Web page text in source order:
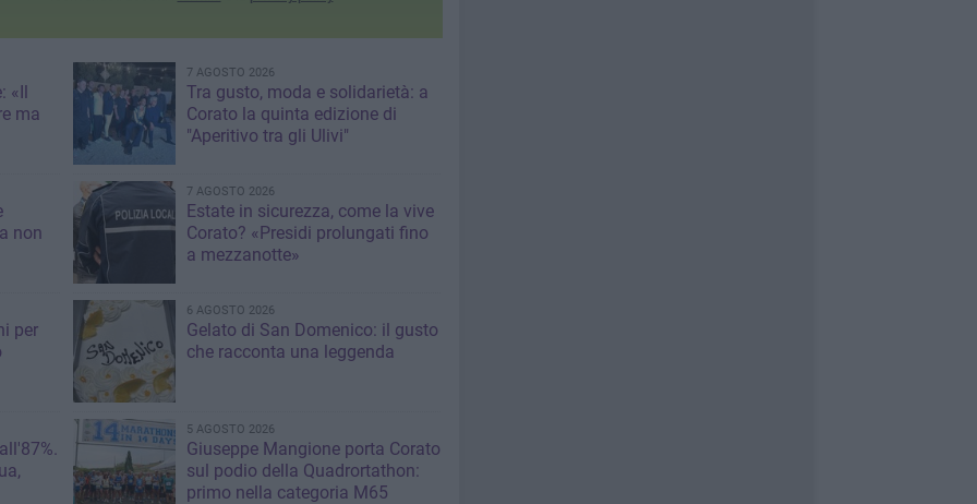
«Il
ma
7 AGOSTO 2026
Tra gusto, moda e solidarietà: a
Corato la quinta edizione di
"Aperitivo tra gli Ulivi"
non
7 AGOSTO 2026
Estate in sicurezza, come la vive
Corato? «Presidi prolungati fino
a mezzanotte»
per
6 AGOSTO 2026
Gelato di San Domenico: il gusto
che racconta una leggenda
5 AGOSTO 2026
Giuseppe Mangione porta Corato
sul podio della Quadrortathon:
primo nella categoria M65